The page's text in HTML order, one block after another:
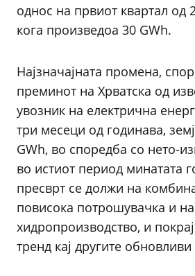
однос на првиот квартал од
кога произведоа 30 GWh.
Најзначајната промена,
преминот на Хрватска од
увозник на електрична
три месеци од годинава,
GWh, во споредба со нето-
во истиот период минатата
пресврт се должи на
повисока потрошувачка и
хидропроизводство, и
тренд кај другите